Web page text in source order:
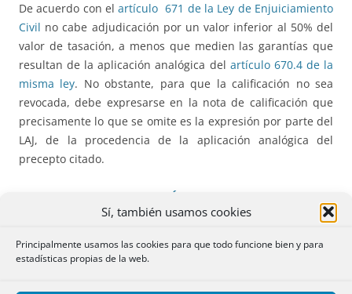
Sí, también usamos cookies
Principalmente usamos las cookies para que todo funcione bien y para
estadísticas propias de la web.
De acuerdo con elartículo 671 de la Ley de Enjuiciamiento
Civil no cabe adjudicación por un valor inferior al 50% del
valor de tasación, a menos que medien las garantías que
resultan de la aplicación analógica del artículo 670.4 de la
misma ley. No obstante, para que la calificación no sea
revocada, debe expresarse en la nota de calificación que
precisamente lo que se omite es la expresión por parte del
LAJ, de la procedencia de la aplicación analógica del
precepto citado.
381.** PROTOCOLIZACIÓN DE OPERACIONES
PARTICIONALES. APROBACIÓN JUDICIAL. PRINCIPIO DE
contornos y el contenido del derecho cuya inscripción se